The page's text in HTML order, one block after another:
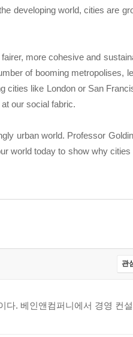
developing world, cities are
more cohesive and
of booming metropolises,
cities like London or San
our social fabric.
urban world. Professor
world today to show why
관
다. 베인앤컴퍼니에서 경영 컨